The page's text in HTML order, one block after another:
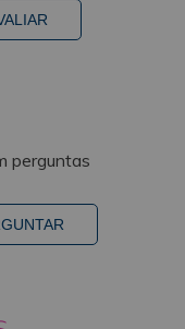
perguntas